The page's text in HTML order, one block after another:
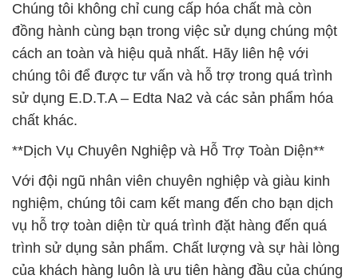
Chúng tôi không chỉ cung cấp hóa chất mà còn
đồng hành cùng bạn trong việc sử dụng chúng một
cách an toàn và hiệu quả nhất. Hãy liên hệ với
chúng tôi để được tư vấn và hỗ trợ trong quá trình
sử dụng E.D.T.A – Edta Na2 và các sản phẩm hóa
chất khác.
**Dịch Vụ Chuyên Nghiệp và Hỗ Trợ Toàn Diện**
Với đội ngũ nhân viên chuyên nghiệp và giàu kinh
nghiệm, chúng tôi cam kết mang đến cho bạn dịch
vụ hỗ trợ toàn diện từ quá trình đặt hàng đến quá
trình sử dụng sản phẩm. Chất lượng và sự hài lòng
của khách hàng luôn là ưu tiên hàng đầu của chúng